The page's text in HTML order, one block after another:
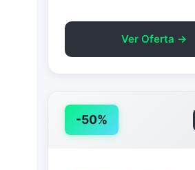
Ver Oferta →
-50%